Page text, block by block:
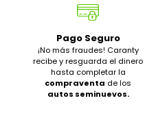
Pago Seguro
¡No más fraudes! Caranty
recibe y resguarda el dinero
hasta completar la
compraventa de los
autos seminuevos.